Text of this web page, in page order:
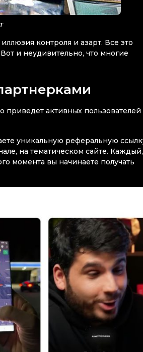
контроля и азарт. Все это
и неудивительно, что многие
активных пользователей
уникальную реферальную
на тематическом сайте.
момента вы начинаете получать